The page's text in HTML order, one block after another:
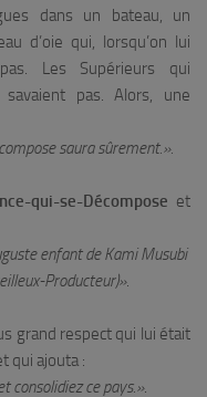
dans un bateau, un
d’oie qui, lorsqu’on lui
Les Supérieurs qui
pas. Alors, une
saura sûrement.».
qui-se-Décompose et
enfant de Kami Musubi
Producteur)».
grand respect qui lui était
qui ajouta :
consolidiez ce pays.».